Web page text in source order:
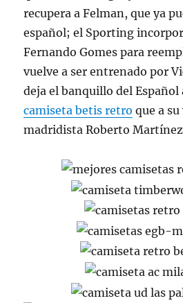
recupera a Felman, que ya
español; el Sporting
Fernando Gomes para
vuelve a ser entrenado por
deja el banquillo del Español
camiseta betis retro que a
madridista Roberto